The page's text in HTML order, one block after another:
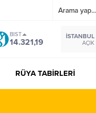
BIST
14.321,19
İSTANBUL
AÇIK
RÜYA TABİRLERİ